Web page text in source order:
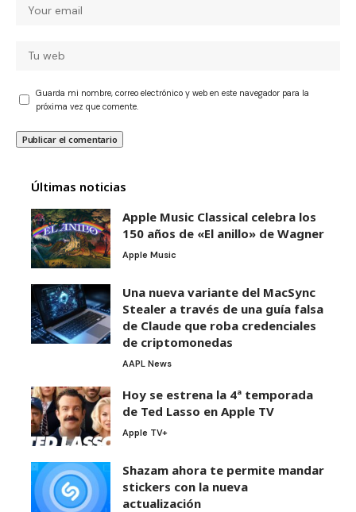
Guarda mi nombre, correo electrónico y web en este navegador para la
próxima vez que comente.
Últimas noticias
Apple Music Classical celebra los
150 años de «El anillo» de Wagner
Apple Music
Una nueva variante del MacSync
Stealer a través de una guía falsa
de Claude que roba credenciales
de criptomonedas
AAPL News
Hoy se estrena la 4ª temporada
de Ted Lasso en Apple TV
Apple TV+
Shazam ahora te permite mandar
stickers con la nueva
actualización